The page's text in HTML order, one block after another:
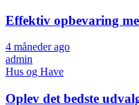
Effektiv opbevaring
4 måneder ago
admin
Hus og Have
Oplev det bedste